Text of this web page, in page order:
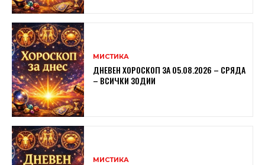
МИСТИКА
ДНЕВЕН ХОРОСКОП ЗА 05.08.2026 – СРЯДА
– ВСИЧКИ ЗОДИИ
МИСТИКА